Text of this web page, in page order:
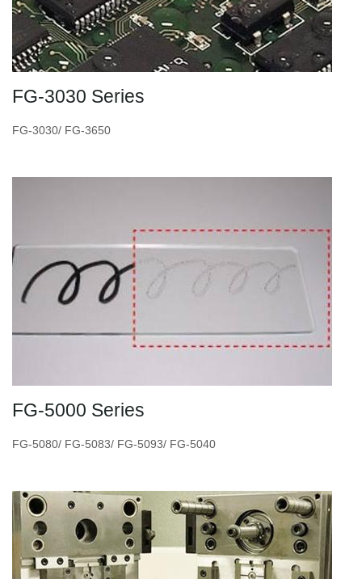
FG-3030 Series
FG-3030/ FG-3650
FG-5000 Series
FG-5080/ FG-5083/ FG-5093/ FG-5040